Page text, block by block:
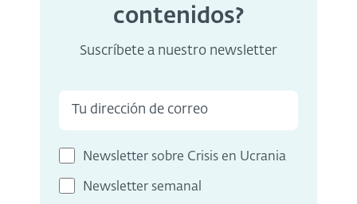
contenidos?
Suscríbete a nuestro newsletter
Newsletter sobre Crisis en Ucrania
Newsletter semanal